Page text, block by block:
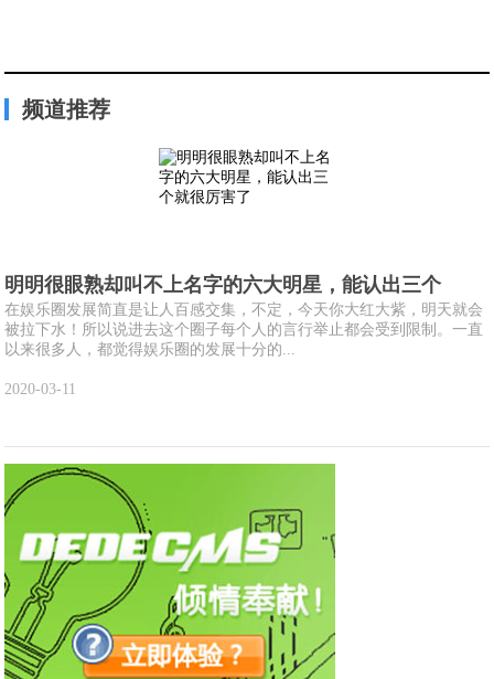
频道推荐
明明很眼熟却叫不上名字的六大明星，能认出三个
在娱乐圈发展简直是让人百感交集，不定，今天你大红大紫，明天就会
被拉下水！所以说进去这个圈子每个人的言行举止都会受到限制。一直
以来很多人，都觉得娱乐圈的发展十分的...
2020-03-11